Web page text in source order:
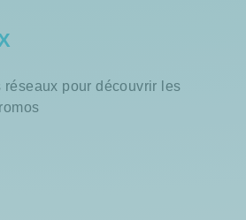
réseaux pour découvrir les